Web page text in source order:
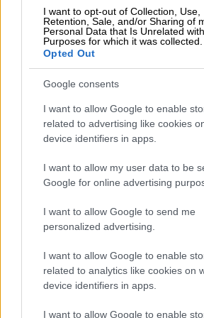
I want to opt-out of Collection, Use,
Retention, Sale, and/or Sharing of
Personal Data that Is Unrelated
Purposes for which it was collected.
Opted Out
Google consents
I want to allow Google to enable
related to advertising like cookies
device identifiers in apps.
I want to allow my user data to be
Google for online advertising
I want to allow Google to send me
personalized advertising.
I want to allow Google to enable
related to analytics like cookies on
device identifiers in apps.
I want to allow Google to enable
τα δικά μας θα γεμίσουν
Πρώτα το σπίτι μας, μετά τα
δρόμοι, και αργότερα το
αναφέρεται μεταξύ άλλων
Μπαρτσελόνα θα
διατηρήσει τα σκήπτρα στο
πρωτάθλημα, όπου με την
αγωνιστική δράση θα
τη μεγάλη της αντίπαλο,
💙❤️ Culers, let's get
game!
🙌#WeAllPlay
— FC Barcelona
June 1, 2020